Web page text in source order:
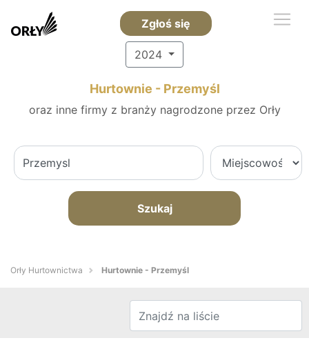
Zgłoś się
2024
Hurtownie - Przemyśl
oraz inne firmy z branży nagrodzone przez Orły
Szukaj
Orły Hurtownictwa Hurtownie - Przemyśl